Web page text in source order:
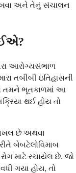
અને તેનું સંચાલન
આરોગ્યસંભાળ
તબીબી ઇતિહાસની
તમને ભૂતકાળમાં આ
થઈ હોય તો
છે અથવા
બેબટેલોવિમાબ
માટે રચાયેલ છે. જો
ગયા હોય, તો